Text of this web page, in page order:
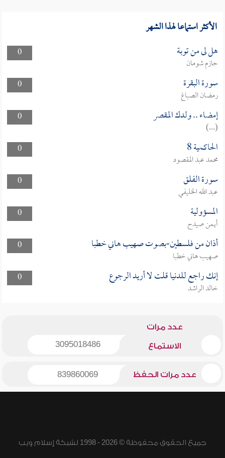
الأكثر استماعا لهذا الشهر
0 هل لى من توبة
حازم شومان
0
سورة البقرة
رمضان الصباغ
0
إمضاء .. ولدك المقصر
(...)
0
الحاكمية 8
محمد عبد المقصود
0
سورة الفلق
عبد الله الخليفي
0
المسؤولية
أيمن صيدح
0
أذان من فلسطين-بصوت صهيب هاني خطبا
صهيب هاني خطبا
0
إنك راجع للدنيا قلت لا أريد الرجوع
خالد الراشد
عدد مرات
الاستماع 3095018486
عدد مرات الحفظ 839860069
جميع الحقوق محفوظة © 2026 - 1998 لشبكة إسلام ويب